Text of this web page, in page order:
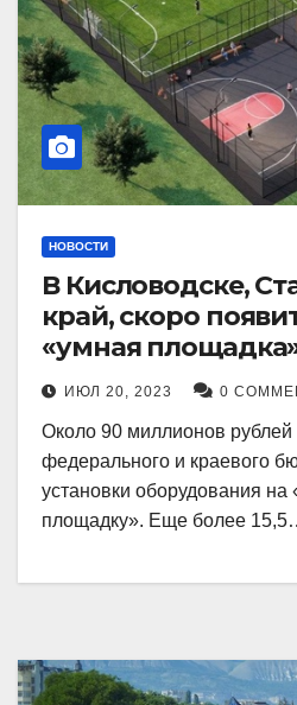
НОВОСТИ
В Кисловодске,
край, скоро
«умная
ИЮЛ 20, 2023 0
Около 90 миллионов
федерального и краевого
установки оборудования
площадку». Еще более